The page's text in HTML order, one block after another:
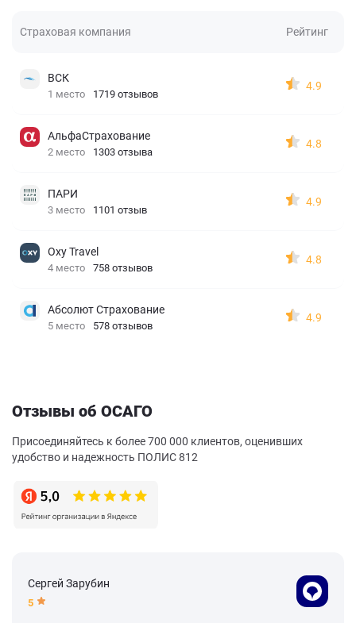
Страховая компания Рейтинг
ВСК
1 место 1719 отзывов
4.9
АльфаСтрахование
2 место 1303 отзыва
4.8
ПАРИ
3 место 1101 отзыв
4.9
Oxy Travel
4 место 758 отзывов
4.8
Абсолют Страхование
5 место 578 отзывов
4.9
Отзывы об ОСАГО
Присоединяйтесь к более 700 000 клиентов, оценивших
удобство и надежность ПОЛИС 812
Сергей Зарубин
5